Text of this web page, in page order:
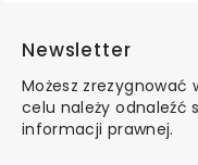
Newsletter
Możesz zrezygnować
celu należy odnaleźć
informacji prawnej.